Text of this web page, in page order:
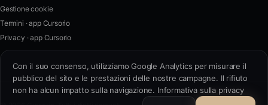
contact@cursorio.info
Gestione cookie
Termini · app Cursorio
Privacy · app Cursorio
Con il suo consenso, utilizziamo Google Analytics per misurare il
pubblico del sito e le prestazioni delle nostre campagne. Il rifiuto
non ha alcun impatto sulla navigazione. Informativa sulla privacy